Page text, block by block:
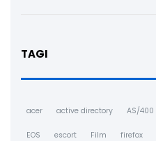
TAGI
acer active directory AS/400
EOS escort Film firefox